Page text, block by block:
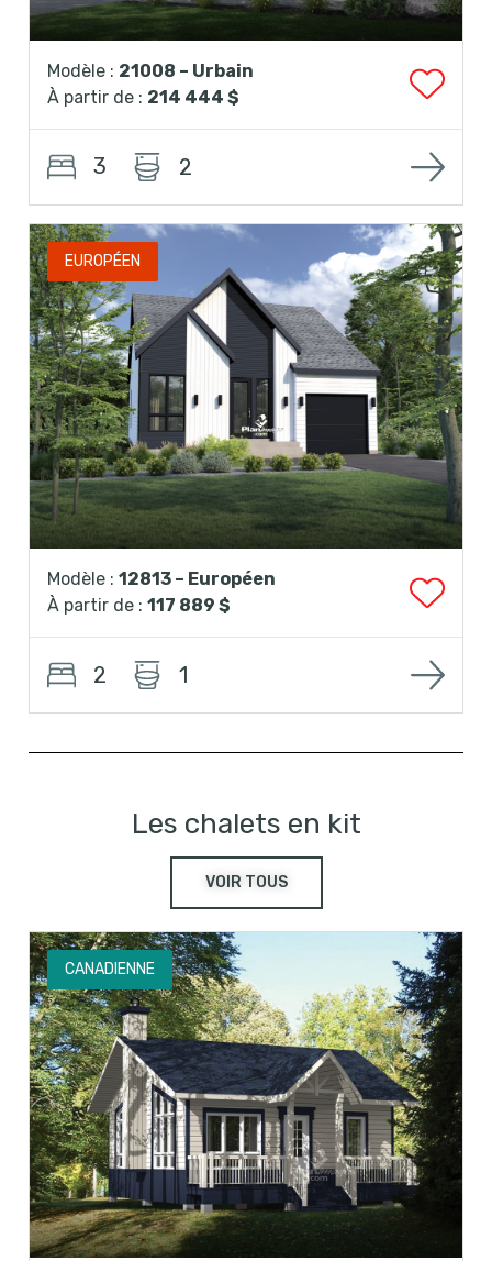
Modèle : 21008 – Urbain
À partir de : 214 444 $
3 2
EUROPÉEN
Modèle : 12813 – Européen
À partir de : 117 889 $
2 1
Les chalets en kit
VOIR TOUS
CANADIENNE